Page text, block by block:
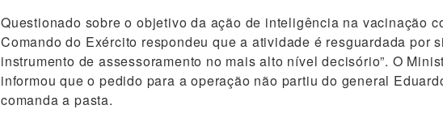
Questionado sobre o objetivo da ação de inteligência na vacinação
Comando do Exército respondeu que a atividade é resguardada por
instrumento de assessoramento no mais alto nível decisório”. O
informou que o pedido para a operação não partiu do general
comanda a pasta.